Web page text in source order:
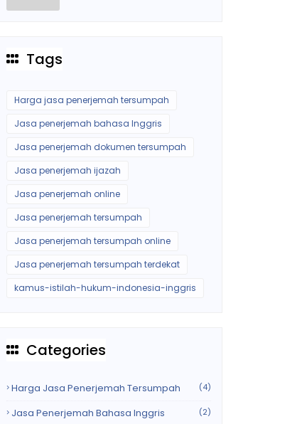
Tags
Harga jasa penerjemah tersumpah
Jasa penerjemah bahasa Inggris
Jasa penerjemah dokumen tersumpah
Jasa penerjemah ijazah
Jasa penerjemah online
Jasa penerjemah tersumpah
Jasa penerjemah tersumpah online
Jasa penerjemah tersumpah terdekat
kamus-istilah-hukum-indonesia-inggris
Categories
Harga Jasa Penerjemah Tersumpah (4)
Jasa Penerjemah Bahasa Inggris (2)